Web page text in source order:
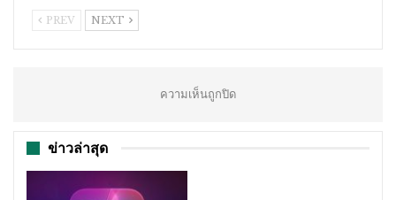
PREV NEXT
ความเห็นถูกปิด
ข่าวล่าสุด